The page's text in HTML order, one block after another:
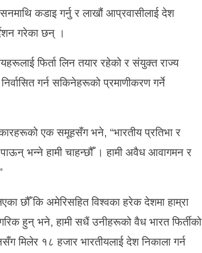
कडाइ गर्नु र लाखौं आप्रवासीलाई देश
गरेका छन् ।
फिर्ता लिन तयार रहेको र संयुक्त राज्य
गर्न सकिनेहरूको प्रमाणीकरण गर्ने
एक समूहसँग भने, “भारतीय प्रतिभा र
भन्ने हामी चाहन्छौँ । हामी अवैध आवागमन र
छौँ कि अमेरिसहित विश्वका हरेक देशमा हाम्रा
हुन् भने, हामी सधैं उनीहरूको वैध भारत फिर्तीको
मिलेर १८ हजार भारतीयलाई देश निकाला गर्न